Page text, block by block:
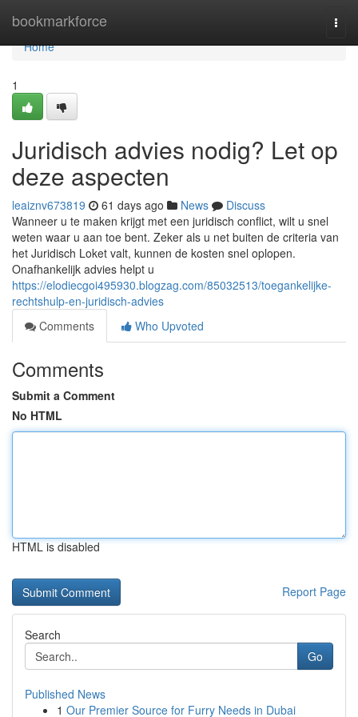
bookmarkforce
Home
Home
1
Juridisch advies nodig? Let op
deze aspecten
leaiznv673819 61 days ago News
Discuss
Wanneer u te maken krijgt met een juridisch conflict, wilt u snel
weten waar u aan toe bent. Zeker als u net buiten de criteria van
het Juridisch Loket valt, kunnen de kosten snel oplopen.
Onafhankelijk advies helpt u
https://elodiecgoi495930.blogzag.com/85032513/toegankelijke-
rechtshulp-en-juridisch-advies
Comments
Who Upvoted
Comments
Submit a Comment
No HTML
HTML is disabled
Report Page
Search
Go
Published News
1 Our Premier Source for Furry Needs in Dubai